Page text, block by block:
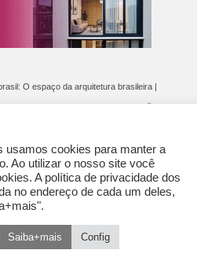
O espaço da arquitetura brasileira |
PUBLICAÇÃO (CGP
usamos cookies para manter a
Ao utilizar o nosso site você
A política de privacidade dos
no endereço de cada um deles,
Saiba+mais Config